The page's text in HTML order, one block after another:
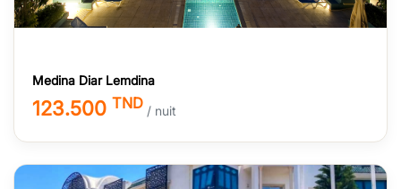
Medina Diar Lemdina
123.500 TND / nuit